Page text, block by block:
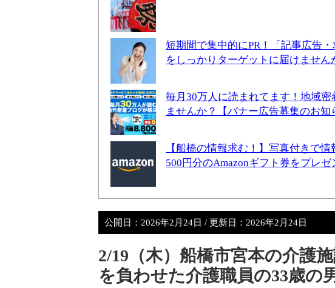
短期間で集中的にPR！「記事広告
をしっかりターゲットに届けません
毎月30万人に読まれてます！地域
ませんか？【バナー広告募集のお知
【船橋の情報求む！】写真付きで
500円分のAmazonギフト券をプレゼ
公開日： 2026年2月24日 / 更新日： 2026年2月24日
2/19（木）船橋市宮本の介護
を負わせた介護職員の33歳の